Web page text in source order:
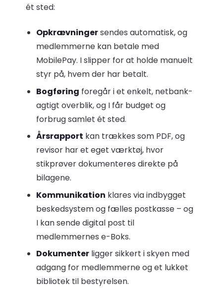
ét sted:
Opkrævningersendes automatisk, og
medlemmerne kan betale med
MobilePay. I slipper for at holde manuelt
styr på, hvem der har betalt.
Bogføring foregår i et enkelt, netbank-
agtigt overblik, og I får budget og
forbrug samlet ét sted.
Årsrapport kan trækkes som PDF, og
revisor har et eget værktøj, hvor
stikprøver dokumenteres direkte på
bilagene.
Kommunikation klares via indbygget
beskedsystem og fælles postkasse – og
I kan sende digital post til
medlemmernes e-Boks.
Dokumenterligger sikkert i skyen med
adgang for medlemmerne og et lukket
bibliotek til bestyrelsen.